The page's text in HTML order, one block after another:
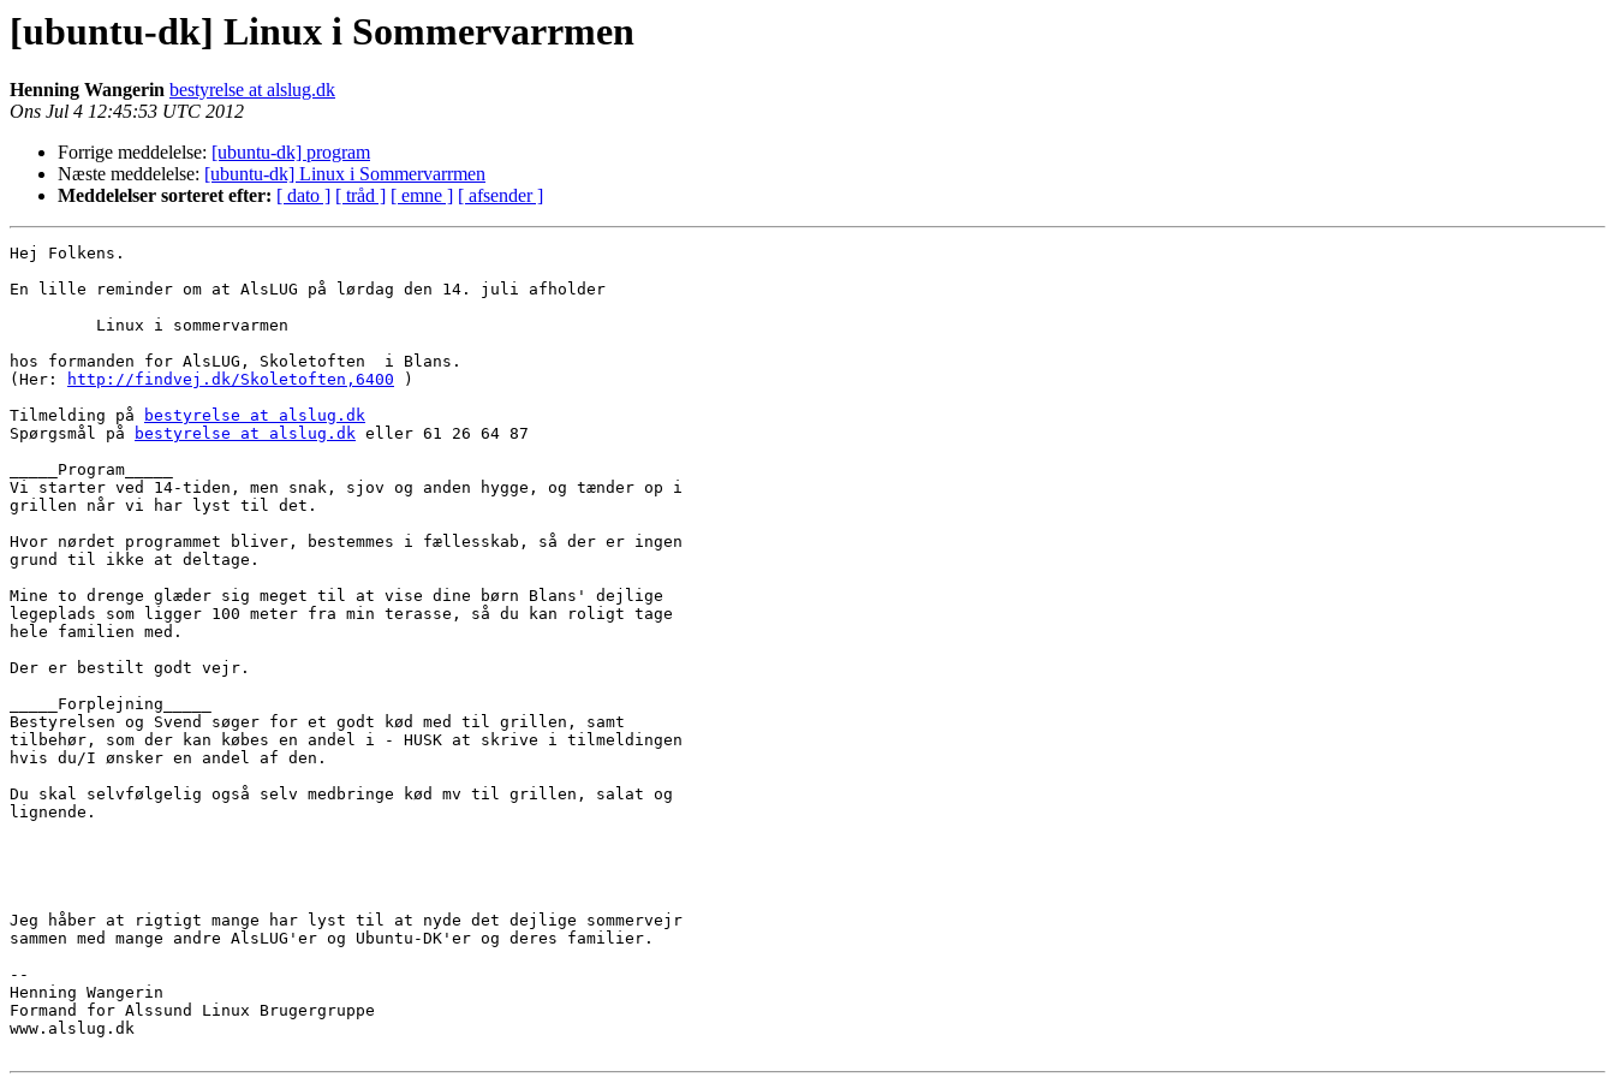
[ubuntu-dk] Linux i Sommervarrmen
Henning Wangerin bestyrelse at alslug.dk
Ons Jul 4 12:45:53 UTC 2012
Forrige meddelelse: [ubuntu-dk] program
Næste meddelelse: [ubuntu-dk] Linux i Sommervarrmen
Meddelelser sorteret efter: [ dato ] [ tråd ] [ emne ] [ afsender ]
Hej Folkens.
En lille reminder om at AlsLUG på lørdag den 14. juli afholder
hos formanden for AlsLUG, Skoletoften  i Blans.
(Her:
http://findvej.dk/Skoletoften,6400 )
Tilmelding på
bestyrelse at alslug.dk
Spørgsmål på
bestyrelse at alslug.dk eller 61 26 64 87
_____Program_____
Vi starter ved 14-tiden, men snak, sjov og anden hygge, og tænder op i
grillen når vi har lyst til det.
Hvor nørdet programmet bliver, bestemmes i fællesskab, så der er ingen
grund til ikke at deltage.
Mine to drenge glæder sig meget til at vise dine børn Blans' dejlige
legeplads som ligger 100 meter fra min terasse, så du kan roligt tage
hele familien med.
Der er bestilt godt vejr.
_____Forplejning_____
Bestyrelsen og Svend søger for et godt kød med til grillen, samt
tilbehør, som der kan købes en andel i - HUSK at skrive i tilmeldingen
hvis du/I ønsker en andel af den.
Du skal selvfølgelig også selv medbringe kød mv til grillen, salat og
lignende.
Jeg håber at rigtigt mange har lyst til at nyde det dejlige sommervejr
sammen med mange andre AlsLUG'er og Ubuntu-DK'er og deres familier.
--
Henning Wangerin
Formand for Alssund Linux Brugergruppe
www.alslug.dk